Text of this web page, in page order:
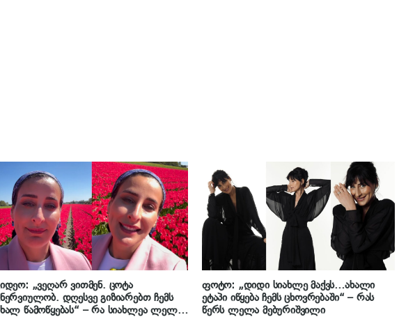
„ვეღარ ვითმენ. ცოტა
დღესვე გიზიარებთ ჩემს
წამოწყებას“ – რა სიახლეა ლელა
ფოტო: „დიდი სიახლე მაქვს…ახალი
ეტაპი იწყება ჩემს ცხოვრებაში“ – რას
წერს ლელა მებურიშვილი